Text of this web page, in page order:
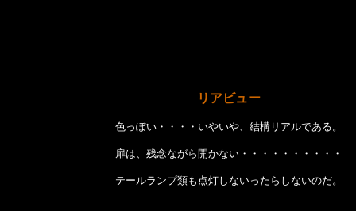
リアビュー
色っぽい・・・・いやいや、結構リアルである。
扉は、残念ながら開かない・・・・・・・・・・
テールランプ類も点灯しないったらしないのだ。